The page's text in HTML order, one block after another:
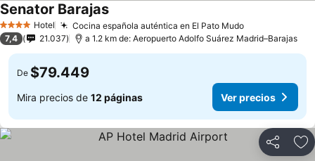
4 EstrellasHotel Cocina española auténtica en El Pato Mudo
Senator Barajas
7,4 21.037 a 1.2 km de: Aeropuerto Adolfo Suárez Madrid–Barajas
De $79.449
Mira precios de 12 páginas Ver precios
Compartir